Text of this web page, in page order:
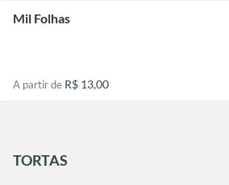
Mil Folhas
A partir de R$ 13,00
TORTAS